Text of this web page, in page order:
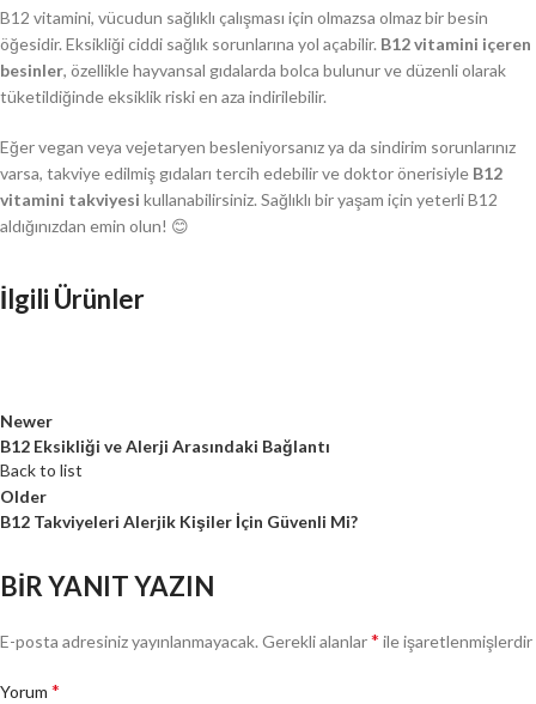
B12 vitamini, vücudun sağlıklı çalışması için olmazsa olmaz bir besin
öğesidir. Eksikliği ciddi sağlık sorunlarına yol açabilir. B12 vitamini içeren
besinler, özellikle hayvansal gıdalarda bolca bulunur ve düzenli olarak
tüketildiğinde eksiklik riski en aza indirilebilir.
Eğer vegan veya vejetaryen besleniyorsanız ya da sindirim sorunlarınız
varsa, takviye edilmiş gıdaları tercih edebilir ve doktor önerisiyle B12
vitamini takviyesi kullanabilirsiniz. Sağlıklı bir yaşam için yeterli B12
aldığınızdan emin olun! 😊
İlgili Ürünler
Newer
B12 Eksikliği ve Alerji Arasındaki Bağlantı
Back to list
Older
B12 Takviyeleri Alerjik Kişiler İçin Güvenli Mi?
BIR YANIT YAZIN
E-posta adresiniz yayınlanmayacak.Gerekli alanlar* ile işaretlenmişlerdir
Yorum *